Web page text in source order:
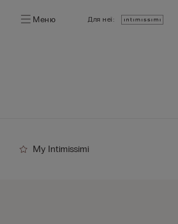
Меню Для неї:
My Intimissimi